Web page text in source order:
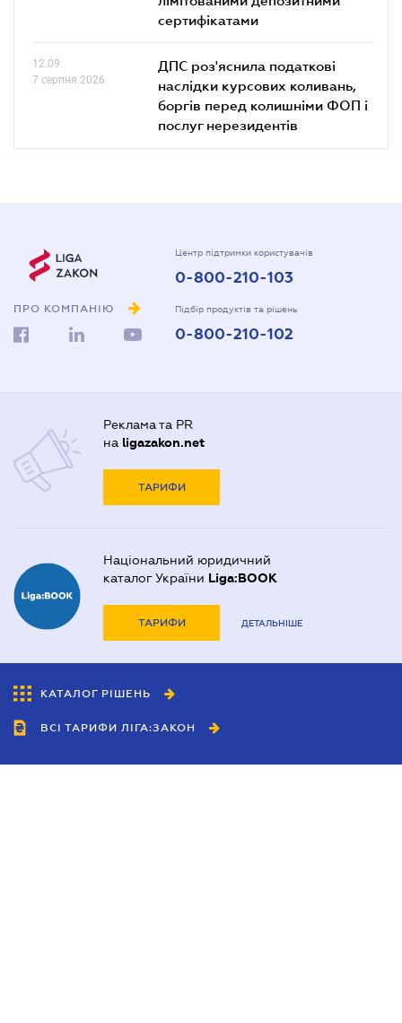
сертифікатами
12.09
7 серпня 2026
ДПС роз'яснила податкові
наслідки курсових коливань,
боргів перед колишніми ФОП і
послуг нерезидентів
ПРО КОМПАНІЮ
Центр підтримки користувачів
0-800-210-103
Підбір продуктів та рішень
0-800-210-102
Реклама та PR
на ligazakon.net
ТАРИФИ
Національний юридичний
каталог України Liga:BOOK
ТАРИФИ ДЕТАЛЬНІШЕ
КАТАЛОГ РІШЕНЬ
ВСІ ТАРИФИ ЛІГА:ЗАКОН